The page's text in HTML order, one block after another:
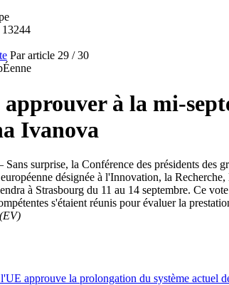
Par article 29 / 30
à la mi-
Ivanova
Sans surprise, la Conférence des présidents des
désignée à l'Innovation, la
à Strasbourg du 11 au 14 septembre. Ce
s'étaient réunis pour évaluer la
(EV)
approuve la prolongation du système actuel